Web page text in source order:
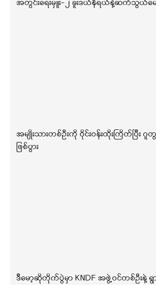
အတွင်းရေးမှူး-၂ ခူးဒယ်နီရယ်နဲ့ဆက်သွယ်မေး
အမျိုးသားတစ်ဦးကို ဝိုင်းဝန်းထိုးကြိတ်ပြီး ဂူ
ဖြစ်ပွား
ဒီမော့ဆိုတိုက်ပွဲမှာ KNDF အဖွဲ့ဝင်တစ်ဦးနဲ့ ရွ